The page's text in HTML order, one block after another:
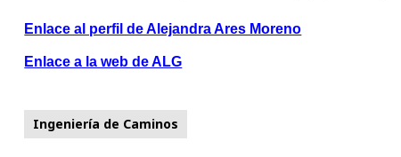
Enlace al perfil de Alejandra Ares Moreno
Enlace a la web de ALG
Ingeniería de Caminos